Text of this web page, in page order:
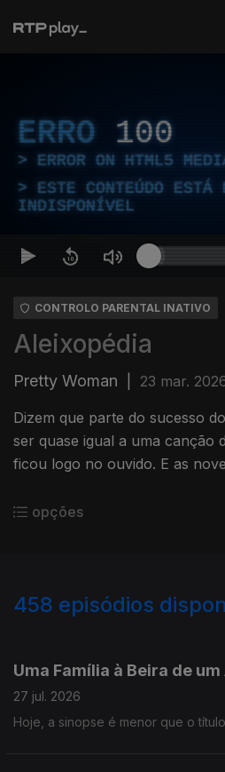
ERRO 100
ERROR ON HTML5
ESTE CONTEÚDO ESTÁ
INDISPONÍVEL
CONTROLO PARENTAL INATIVO
Aleixopédia
Pretty Woman 23 mar.
Dizem que parte do sucesso
ser quase igual a uma canção
ficou logo no ouvido. E as
opções
458 episódios
Uma Família à Beira de
27 jul. 2026
Hoje, a sinopse é menor que o